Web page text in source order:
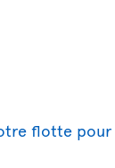
flotte